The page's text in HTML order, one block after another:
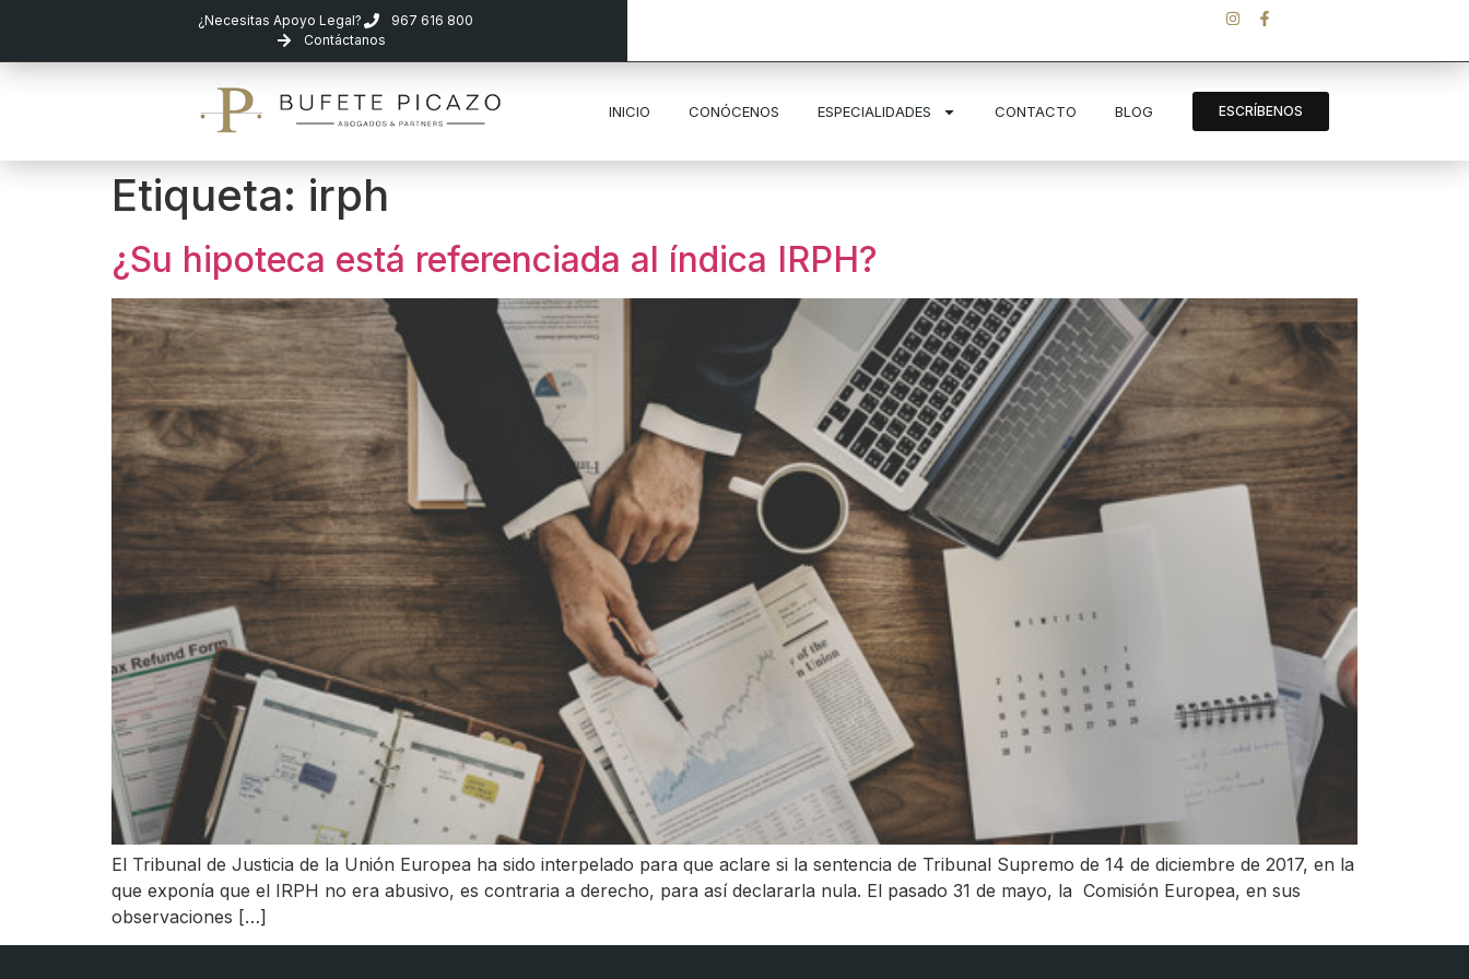
¿Necesitas Apoyo Legal?
967 616 800
Contáctanos
ESCRÍBENOS
INICIO CONÓCENOS ESPECIALIDADES CONTACTO BLOG
Etiqueta: irph
¿Su hipoteca está referenciada al índica IRPH?
El Tribunal de Justicia de la Unión Europea ha sido interpelado para que aclare si la sentencia de Tribunal Supremo de 14 de diciembre de 2017, en la
que exponía que el IRPH no era abusivo, es contraria a derecho, para así declararla nula. El pasado 31 de mayo, la Comisión Europea, en sus
observaciones […]